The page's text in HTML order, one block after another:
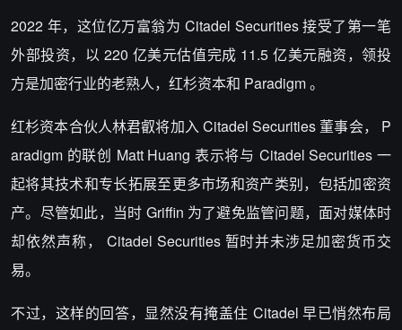
2022 年，这位亿万富翁为 Citadel Securities 接受了第一笔
外部投资，以 220 亿美元估值完成 11.5 亿美元融资，领投
方是加密行业的老熟人，红杉资本和 Paradigm 。
红杉资本合伙人林君叡将加入 Citadel Securities 董事会， P
aradigm 的联创 Matt Huang 表示将与 Citadel Securities 一
起将其技术和专长拓展至更多市场和资产类别，包括加密资
产。尽管如此，当时 Griffin 为了避免监管问题，面对媒体时
却依然声称， Citadel Securities 暂时并未涉足加密货币交
易。
不过，这样的回答，显然没有掩盖住 Citadel 早已悄然布局